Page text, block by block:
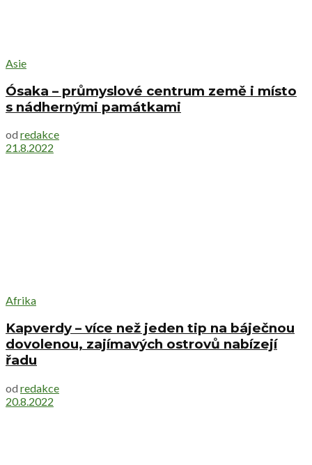
Asie
Ósaka – průmyslové centrum země i místo
s nádhernými památkami
od redakce
21.8.2022
Afrika
Kapverdy – více než jeden tip na báječnou
dovolenou, zajímavých ostrovů nabízejí
řadu
od redakce
20.8.2022